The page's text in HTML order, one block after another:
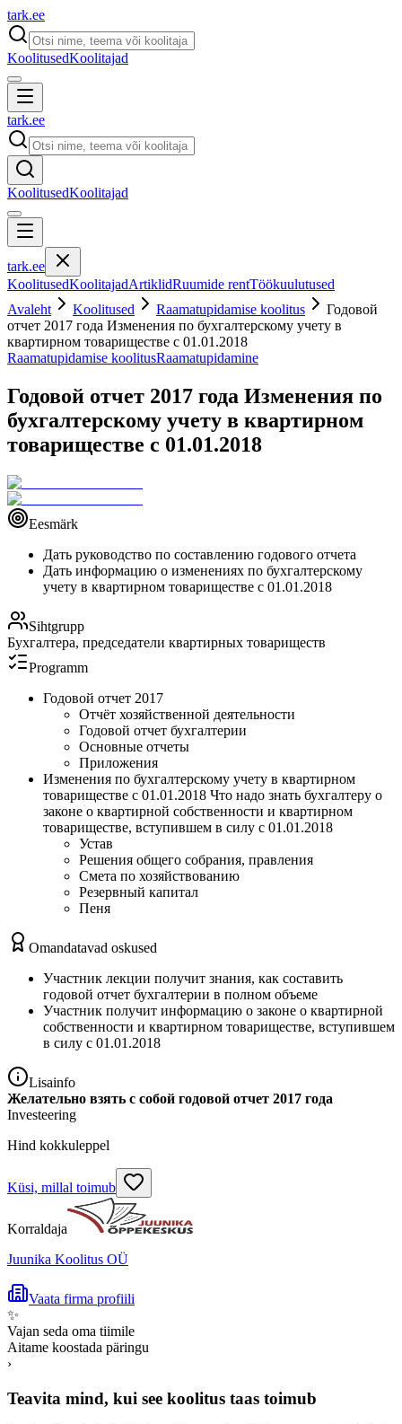
tark.ee
KoolitusedKoolitajad
tark.ee
KoolitusedKoolitajad
tark.ee
KoolitusedKoolitajadArtiklidRuumide rentTöökuulutused
Avaleht
Koolitused Raamatupidamise koolitus
Годовой
отчет 2017 года Изменения по бухгалтерскому учету в
квартирном товариществе с 01.01.2018
Raamatupidamise koolitusRaamatupidamine
Годовой отчет 2017 года Изменения по
бухгалтерскому учету в квартирном
товариществе с 01.01.2018
Eesmärk
Дать руководство по составлению годового отчета
Дать информацию о изменениях по бухгалтерскому
учету в квартирном товариществе с 01.01.2018
Sihtgrupp
Бухгалтера, председатели квартирных товариществ
Programm
Годовой отчет 2017
Отчёт хозяйственной деятельности
Годовой отчет бухгалтерии
Основные отчеты
Приложения
Изменения по бухгалтерскому учету в квартирном
товариществе с 01.01.2018 Что надо знать бухгалтеру о
законе о квартирной собственности и квартирном
товариществе, вступившем в силу с 01.01.2018
Устав
Решения общего собрания, правления
Смета по хозяйствованию
Резервный капитал
Пеня
Omandatavad oskused
Участник лекции получит знания, как составить
годовой отчет бухгалтерии в полном объеме
Участник получит информацию о законе о квартирной
собственности и квартирном товариществе, вступившем
в силу с 01.01.2018
Lisainfo
Желательно взять с собой годовой отчет 2017 года
Investeering
Hind kokkuleppel
Küsi, millal toimub
Korraldaja
Juunika Koolitus OÜ
Vaata firma profiili
✨
Vajan seda oma tiimile
Aitame koostada päringu
›
Teavita mind, kui see koolitus taas toimub